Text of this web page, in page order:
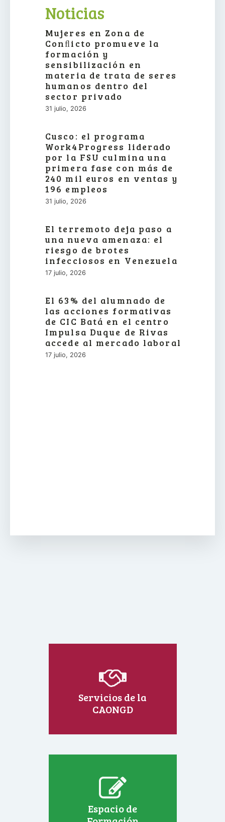
Noticias
Mujeres en Zona de
Conﬂicto promueve la
formación y
sensibilización en
materia de trata de seres
humanos dentro del
sector privado
31 julio, 2026
Cusco: el programa
Work4Progress liderado
por la FSU culmina una
primera fase con más de
240 mil euros en ventas y
196 empleos
31 julio, 2026
El terremoto deja paso a
una nueva amenaza: el
riesgo de brotes
infecciosos en Venezuela
17 julio, 2026
El 63% del alumnado de
las acciones formativas
de CIC Batá en el centro
Impulsa Duque de Rivas
accede al mercado laboral
17 julio, 2026
Servicios de la
CAONGD
Espacio de